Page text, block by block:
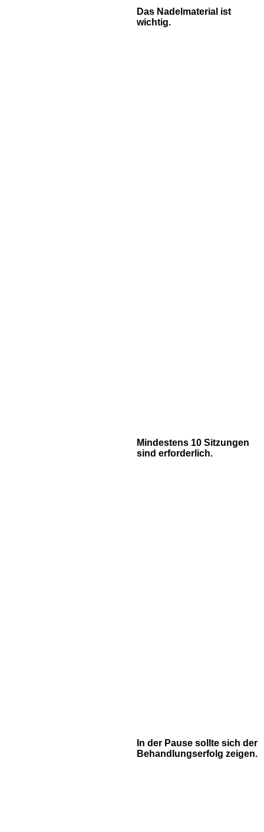
Das Nadelmaterial ist
wichtig.
Mindestens 10 Sitzungen
sind erforderlich.
In der Pause sollte sich der
Behandlungserfolg zeigen.